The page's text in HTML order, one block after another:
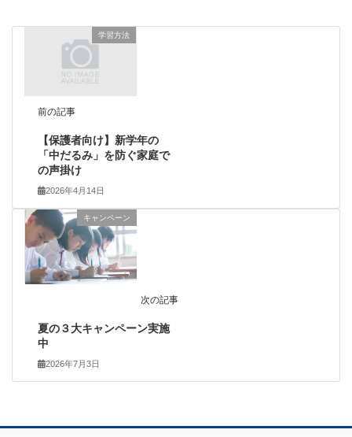
学習方法
前の記事
【保護者向け】新学年の
「中だるみ」を防ぐ家庭で
の声掛け
2026年4月14日
キャンペーン
次の記事
夏の３大キャンペーン実施
中
2026年7月3日